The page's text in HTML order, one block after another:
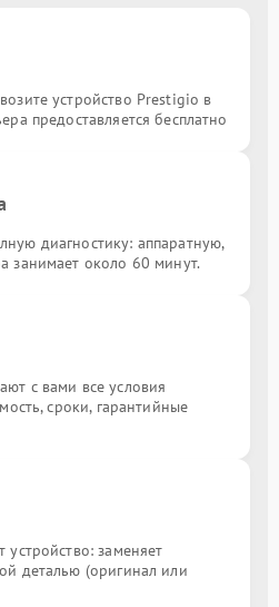
устройство Prestigio в
предоставляется бесплатно
диагностику: аппаратную,
занимает около 60 минут.
с вами все условия
сроки, гарантийные
устройство: заменяет
деталью (оригинал или